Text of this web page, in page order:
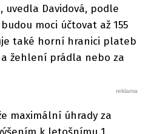
uvedla Davidová, podle
moci účtovat až 155
také horní hranici plateb
žehlení prádla nebo za
maximální úhrady za